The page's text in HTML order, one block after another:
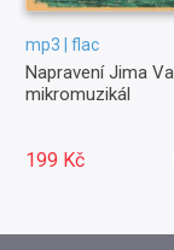
mp3 | flac
Napravení Jima
mikromuzikál
199 Kč